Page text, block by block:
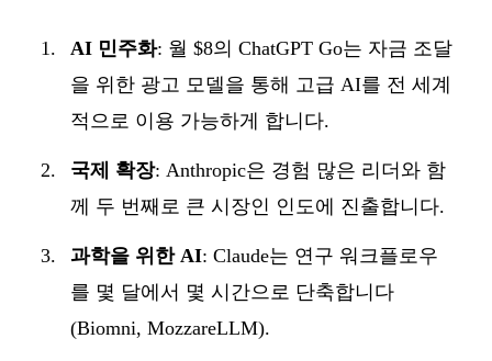
AI 민주화: 월 $8의 ChatGPT Go는 자금 조달
을 위한 광고 모델을 통해 고급 AI를 전 세계
적으로 이용 가능하게 합니다.
국제 확장: Anthropic은 경험 많은 리더와 함
께 두 번째로 큰 시장인 인도에 진출합니다.
과학을 위한 AI: Claude는 연구 워크플로우
를 몇 달에서 몇 시간으로 단축합니다
(Biomni, MozzareLLM).